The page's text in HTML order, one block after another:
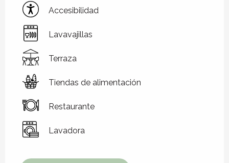
Accesibilidad
Lavavajillas
Terraza
Tiendas de alimentación
Restaurante
Lavadora